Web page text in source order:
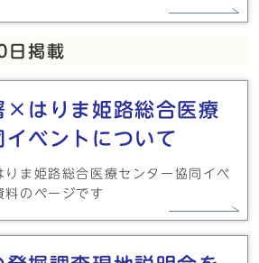
掲載
×はりま姫路総合医療
イベントについて
りま姫路総合医療センター協同イベ
料のページです